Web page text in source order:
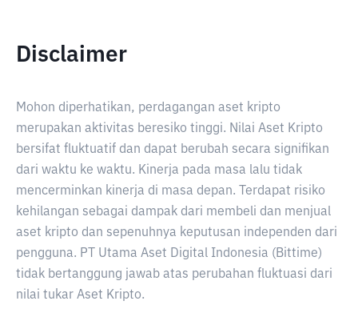
Disclaimer
Mohon diperhatikan, perdagangan aset kripto
merupakan aktivitas beresiko tinggi. Nilai Aset Kripto
bersifat fluktuatif dan dapat berubah secara signifikan
dari waktu ke waktu. Kinerja pada masa lalu tidak
mencerminkan kinerja di masa depan. Terdapat risiko
kehilangan sebagai dampak dari membeli dan menjual
aset kripto dan sepenuhnya keputusan independen dari
pengguna. PT Utama Aset Digital Indonesia (Bittime)
tidak bertanggung jawab atas perubahan fluktuasi dari
nilai tukar Aset Kripto.